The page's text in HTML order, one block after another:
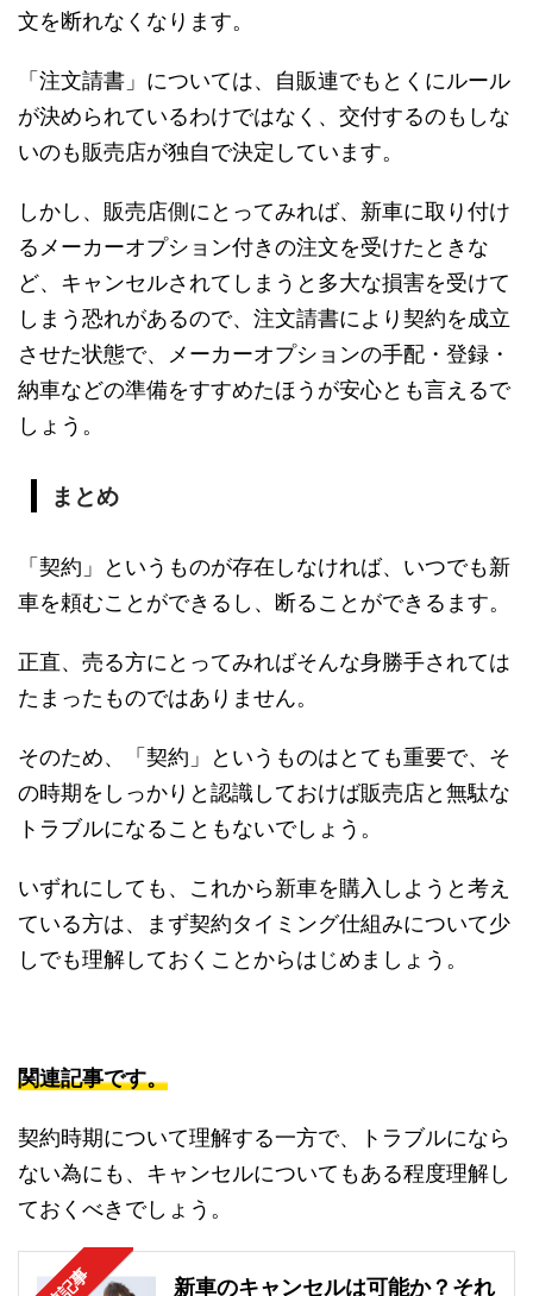
文を断れなくなります。
「注文請書」については、自販連でもとくにルール
が決められているわけではなく、交付するのもしな
いのも販売店が独自で決定しています。
しかし、販売店側にとってみれば、新車に取り付け
るメーカーオプション付きの注文を受けたときな
ど、キャンセルされてしまうと多大な損害を受けて
しまう恐れがあるので、注文請書により契約を成立
させた状態で、メーカーオプションの手配・登録・
納車などの準備をすすめたほうが安心とも言えるで
しょう。
まとめ
「契約」というものが存在しなければ、いつでも新
車を頼むことができるし、断ることができるます。
正直、売る方にとってみればそんな身勝手されては
たまったものではありません。
そのため、「契約」というものはとても重要で、そ
の時期をしっかりと認識しておけば販売店と無駄な
トラブルになることもないでしょう。
いずれにしても、これから新車を購入しようと考え
ている方は、まず契約タイミング仕組みについて少
しでも理解しておくことからはじめましょう。
関連記事です。
契約時期について理解する一方で、トラブルになら
ない為にも、キャンセルについてもある程度理解し
ておくべきでしょう。
新車のキャンセルは可能か？それ